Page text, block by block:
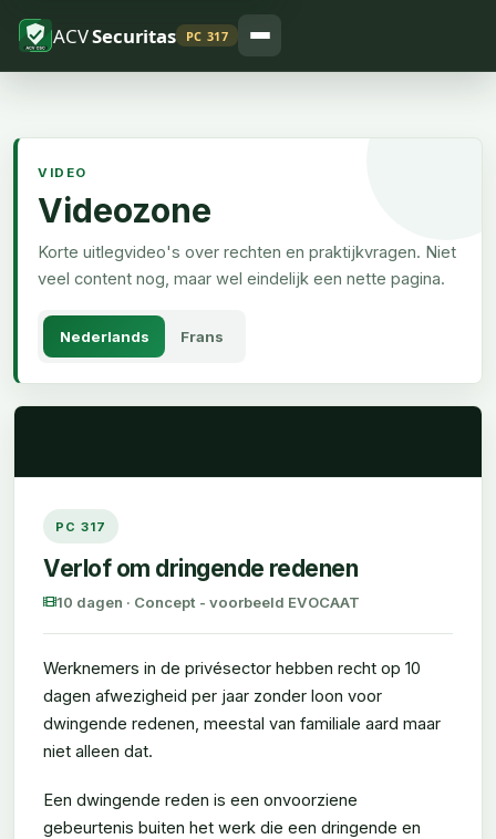
ACVSecuritas PC 317
VIDEO
Videozone
Korte uitlegvideo's over rechten en praktijkvragen. Niet
veel content nog, maar wel eindelijk een nette pagina.
Nederlands Frans
PC 317
Verlof om dringende redenen
10 dagen · Concept - voorbeeld EVOCAAT
Werknemers in de privésector hebben recht op 10
dagen afwezigheid per jaar zonder loon voor
dwingende redenen, meestal van familiale aard maar
niet alleen dat.
Een dwingende reden is een onvoorziene
gebeurtenis buiten het werk die een dringende en